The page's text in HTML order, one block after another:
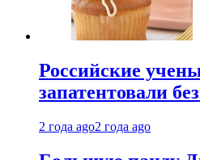
Российские
запатентовали
2 года ago2 года ago